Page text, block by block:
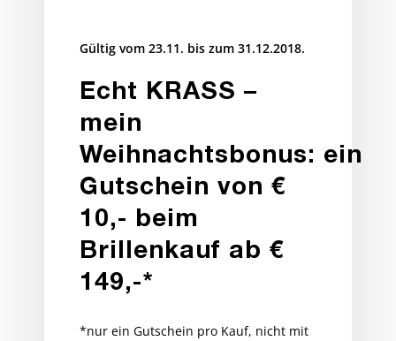
Gültig vom 23.11. bis zum 31.12.2018.
Echt KRASS –
mein
Weihnachtsbonus: ein
Gutschein von €
10,- beim
Brillenkauf ab €
149,-*
*nur ein Gutschein pro Kauf, nicht mit